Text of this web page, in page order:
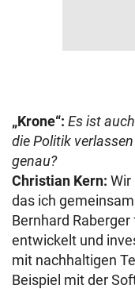
„Krone“: Es ist
die Politik
genau?
Christian Kern: Wir
das ich
Bernhard Raberger
entwickelt und
mit nachhaltigen
Beispiel mit der